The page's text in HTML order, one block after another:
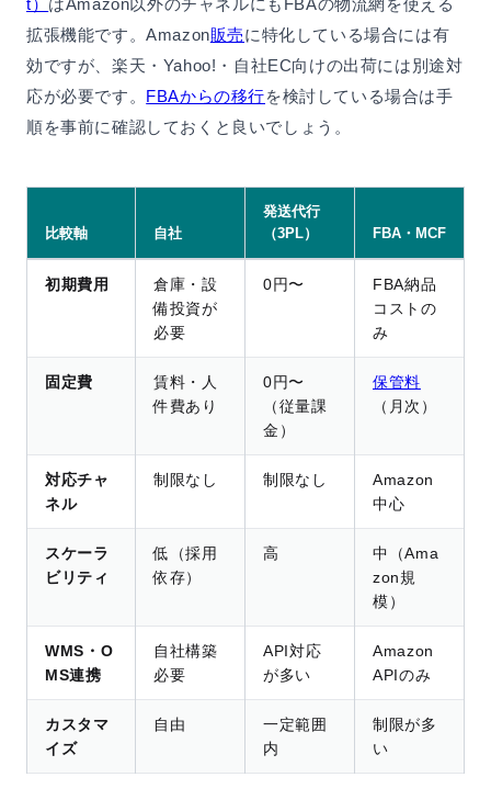
t） はAmazon以外のチャネルにもFBAの物流網を使える
拡張機能です。Amazon販売に特化している場合には有
効ですが、楽天・Yahoo!・自社EC向けの出荷には別途対
応が必要です。 FBAからの移行を検討している場合は手
順を事前に確認しておくと良いでしょう。
比較軸 自社
発送代行
（3PL）
FBA・MCF
初期費用
倉庫・設
備投資が
必要
0円〜
FBA納品
コストの
み
固定費
賃料・人
件費あり
0円〜
（従量課
金）
保管料
（月次）
対応チャ
ネル
制限なし 制限なし
Amazon
中心
スケーラ
ビリティ
低（採用
依存）
高
中（Ama
zon規
模）
WMS・O
MS連携
自社構築
必要
API対応
が多い
Amazon
APIのみ
カスタマ
イズ
自由
一定範囲
内
制限が多
い